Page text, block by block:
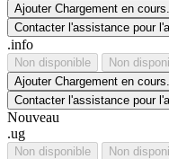
Ajouter Chargement en
Contacter l'assistance pour
.info
Non disponible Non
Ajouter Chargement en
Contacter l'assistance pour
Nouveau
.ug
Non disponible Non